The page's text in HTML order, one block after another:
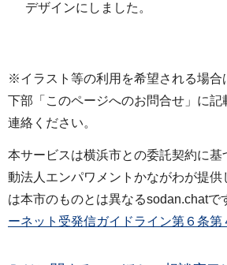
デザインにしました。
※イラスト等の利用を希望される場合
下部「このページへのお問合せ」に記
連絡ください。
本サービスは横浜市との委託契約に基
動法人エンパワメントかながわが提供
は本市のものとは異なるsodan.chatで
ーネット受発信ガイドライン第６条第